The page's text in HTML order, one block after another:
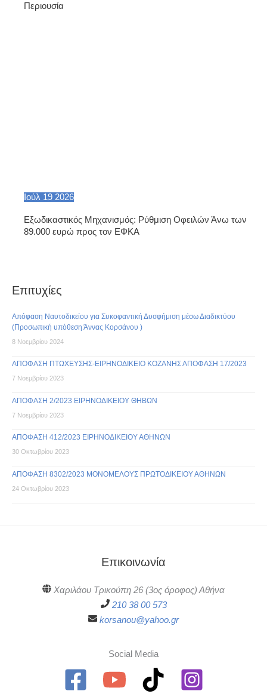
Περιουσία
Ιούλ 19 2026
Εξωδικαστικός Μηχανισμός: Ρύθμιση Οφειλών Άνω των
89.000 ευρώ προς τον ΕΦΚΑ
Επιτυχίες
Απόφαση Ναυτοδικείου για Συκοφαντική Δυσφήμιση μέσω Διαδικτύου
(Προσωπική υπόθεση Άννας Κορσάνου )
8 Νοεμβρίου 2024
ΑΠΟΦΑΣΗ ΠΤΩΧΕΥΣΗΣ-ΕΙΡΗΝΟΔΙΚΕΙΟ ΚΟΖΑΝΗΣ ΑΠΟΦΑΣΗ 17/2023
7 Νοεμβρίου 2023
ΑΠΟΦΑΣΗ 2/2023 ΕΙΡΗΝΟΔΙΚΕΙΟΥ ΘΗΒΩΝ
7 Νοεμβρίου 2023
ΑΠΟΦΑΣΗ 412/2023 ΕΙΡΗΝΟΔΙΚΕΙΟΥ ΑΘΗΝΩΝ
30 Οκτωβρίου 2023
ΑΠΟΦΑΣΗ 8302/2023 ΜΟΝΟΜΕΛΟΥΣ ΠΡΩΤΟΔΙΚΕΙΟΥ ΑΘΗΝΩΝ
24 Οκτωβρίου 2023
Επικοινωνία
Χαριλάου Τρικούπη 26 (3ος όροφος) Αθήνα
210 38 00 573
korsanou@yahoo.gr
Social Media